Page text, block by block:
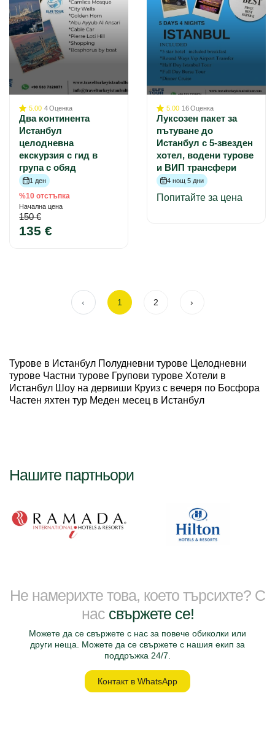
5.00 4Оценка
Два континента
Истанбул
целодневна
екскурзия с гид в
група с обяд
1 ден
%10 отстъпка
Начална цена
150 €
135 €
5.00 16Оценка
Луксозен пакет за
пътуване до
Истанбул с 5-звезден
хотел, водени турове
и ВИП трансфери
4 нощ 5 дни
Попитайте за цена
‹ 1 2 ›
Турове в Истанбул Полудневни турове Целодневни
турове Частни турове Групови турове Хотели в
Истанбул Шоу на дервиши Круиз с вечеря по Босфора
Частен яхтен тур Меден месец в Истанбул
Нашите партньори
Не намерихте това, което търсихте? С
нас свържете се!
Можете да се свържете с нас за повече обиколки или
други неща. Можете да се свържете с нашия екип за
поддръжка 24/7.
Контакт в WhatsApp